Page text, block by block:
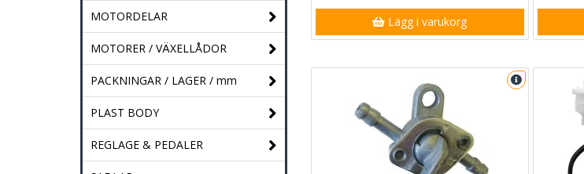
MOTORDELAR
MOTORER / VÄXELLÅDOR
PACKNINGAR / LAGER / mm
PLAST BODY
REGLAGE & PEDALER
Lägg i varukorg